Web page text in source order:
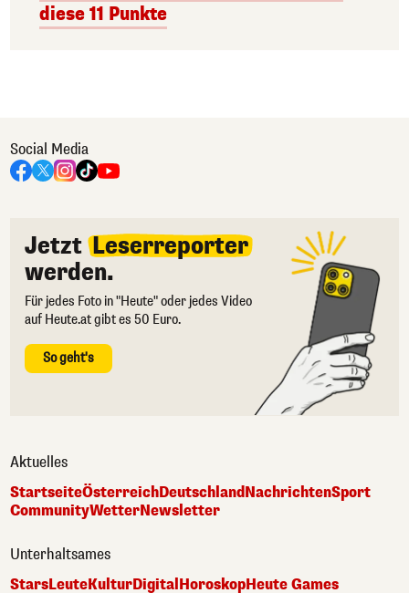
diese 11 Punkte
Social Media
Jetzt Leserreporter
werden.
Für jedes Foto in "Heute" oder jedes Video
auf Heute.at gibt es 50 Euro.
So geht's
Aktuelles
StartseiteÖsterreichDeutschlandNachrichtenSport
CommunityWetterNewsletter
Unterhaltsames
StarsLeuteKulturDigitalHoroskopHeute Games